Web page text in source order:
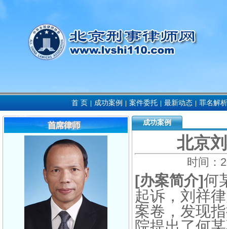
首 页 成功案例 案件委托 最新动态 罪名解析
成功案例
北京
时间：
[办案简介]何
起诉，刘祥
案卷，发现